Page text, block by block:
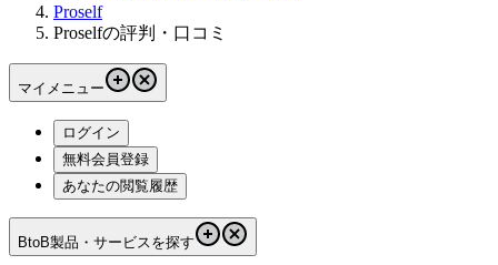
Proself
Proselfの評判・口コミ
マイメニュー
ログイン
無料会員登録
あなたの閲覧履歴
BtoB製品・サービスを探す